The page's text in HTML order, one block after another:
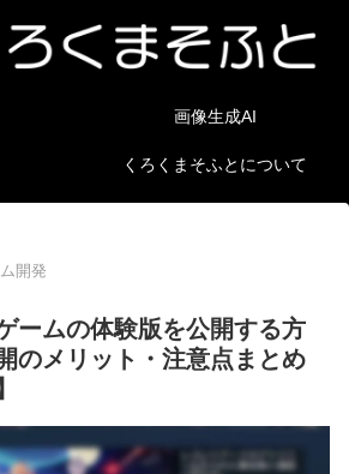
画像生成AI
くろくまそふとについて
開発
ームの体験版を公開する方
のメリット・注意点まとめ